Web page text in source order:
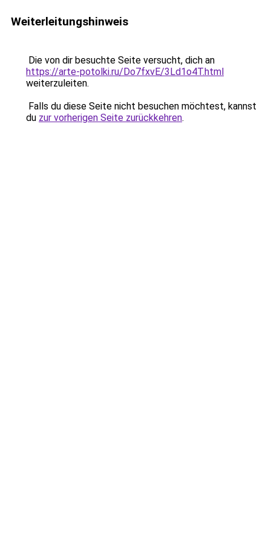
Weiterleitungshinweis
Die von dir besuchte Seite versucht, dich an
https://arte-potolki.ru/Do7fxvE/3Ld1o4T.html
weiterzuleiten.
Falls du diese Seite nicht besuchen möchtest, kannst
du zur vorherigen Seite zurückkehren.